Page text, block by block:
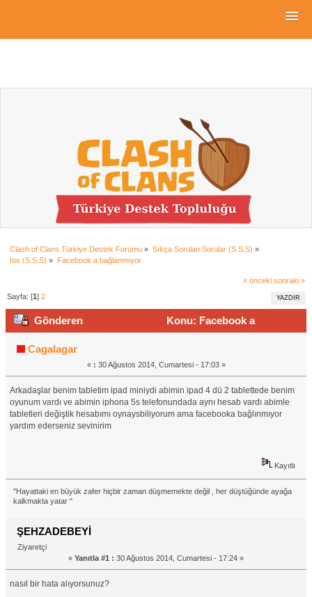
Clash of Clans Türkiye Destek Forumu » Sıkça Sorulan Sorular (S.S.S) »
Ios (S.S.S) » Facebook a bağlanmıyor
« önceki sonraki »
YAZDIR
Sayfa: [1]2
Gönderen
Konu: Facebook a
bağlanmıyor (Okunma sayısı 15748 defa)
Cagalagar
« : 30 Ağustos 2014, Cumartesi - 17:03 »
Arkadaşlar benim tabletim ipad miniydi abimin ipad 4 dü 2 tablettede benim
oyunum vardı ve abimin iphona 5s telefonundada aynı hesab vardı abimle
tabletleri değiştik hesabımı oynaysbiliyorum ama facebooka bağlınmıyor
yardım ederseniz sevinirim
Kayıtlı
"Hayattaki en büyük zafer hiçbir zaman düşmemekte değil , her düştüğünde ayağa
kalkmakta yatar "
ŞEHZADEBEYİ
Ziyaretçi
« Yanıtla #1 : 30 Ağustos 2014, Cumartesi - 17:24 »
nasıl bir hata alıyorsunuz?